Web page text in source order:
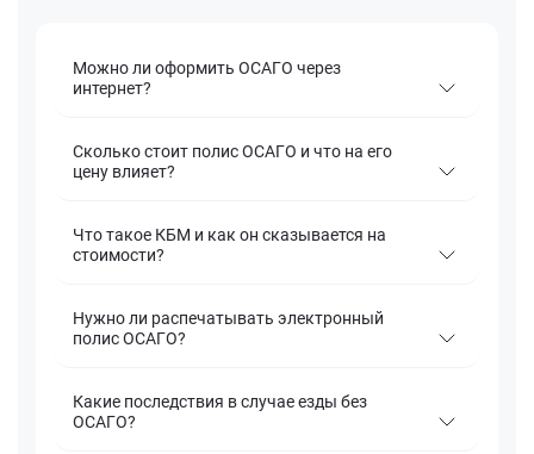
Можно ли оформить ОСАГО через
интернет?
Сколько стоит полис ОСАГО и что на его
цену влияет?
Что такое КБМ и как он сказывается на
стоимости?
Нужно ли распечатывать электронный
полис ОСАГО?
Какие последствия в случае езды без
ОСАГО?